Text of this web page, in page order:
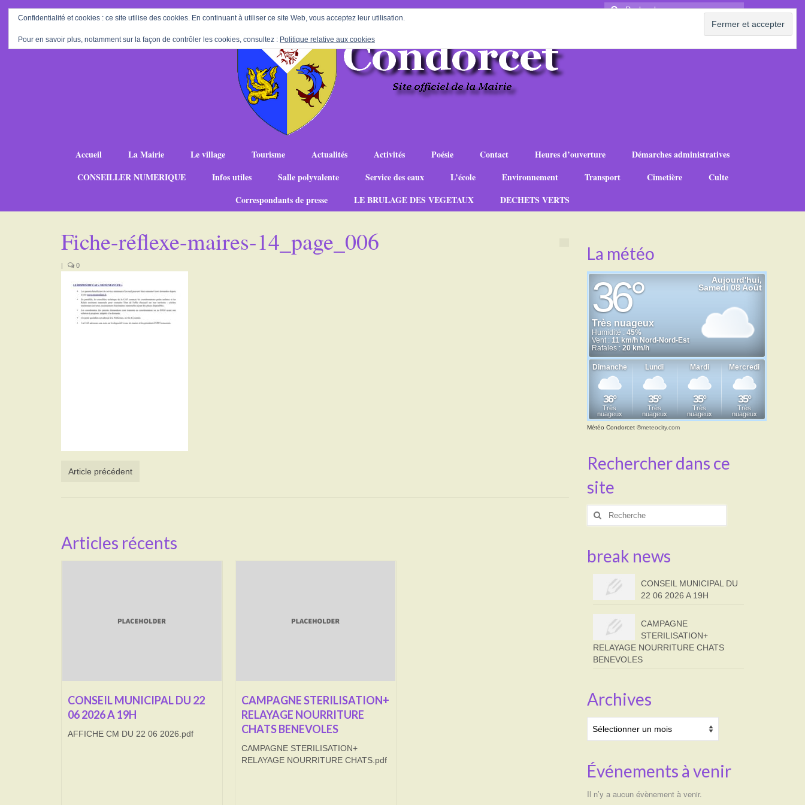
Rechercher
Accueil La Mairie Le village Tourisme Actualités Activités Poésie Contact Heures d’ouverture
Démarches administratives
CONSEILLER NUMERIQUE
Infos utiles Salle polyvalente Service des eaux L’école Environnement Transport Cimetière
Culte
Correspondants de presse
LE BRULAGE DES VEGETAUX DECHETS VERTS
Fiche-réflexe-maires-14_page_006
| 0
Article précédent
Articles récents
CONSEIL MUNICIPAL DU 22
06 2026 A 19H
AFFICHE CM DU 22 06 2026.pdf
CAMPAGNE STERILISATION+
RELAYAGE NOURRITURE
CHATS BENEVOLES
CAMPAGNE STERILISATION+
RELAYAGE NOURRITURE CHATS.pdf
La météo
Météo Condorcet©meteocity.com
Rechercher dans ce
site
Rechercher
break news
CONSEIL MUNICIPAL DU
22 06 2026 A 19H
CAMPAGNE
STERILISATION+
RELAYAGE NOURRITURE CHATS
BENEVOLES
Archives
Événements à venir
Il n’y a aucun évènement à venir.
Confidentialité et cookies : ce site utilise des cookies. En continuant à utiliser ce site Web, vous acceptez leur utilisation.
Pour en savoir plus, notamment sur la façon de contrôler les cookies, consultez : Politique relative aux cookies